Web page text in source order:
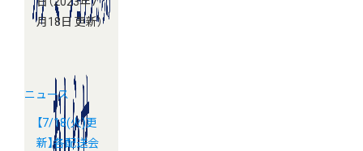
月18日 更新）
ニュース
【7/18(火)更
新】各配送会